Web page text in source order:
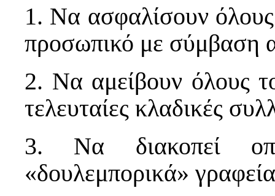
1. Να ασφαλίσουν
προσωπικό με σύμβαση
2. Να αμείβουν όλους
τελευταίες κλαδικές
3. Να διακοπεί
«δουλεμπορικά»